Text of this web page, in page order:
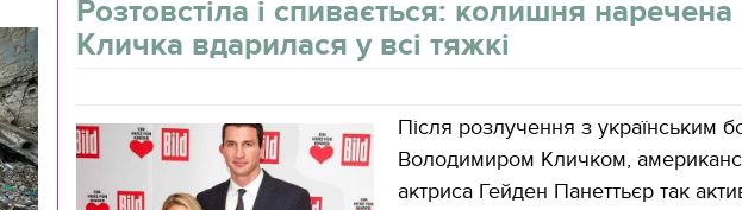
Розтовстіла і спивається: колишня наречена
Кличка вдарилася у всі тяжкі
Після розлучення з українським
Володимиром Кличком,
актриса Гейден Панеттьєр так